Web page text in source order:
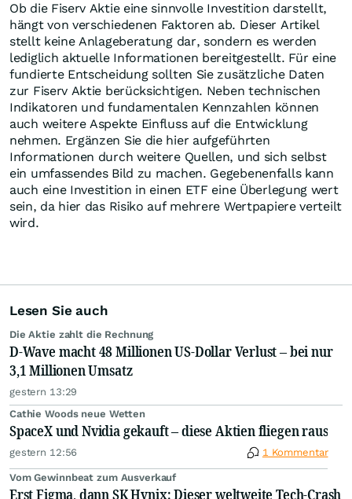
Ob die Fiserv Aktie eine sinnvolle Investition darstellt,
hängt von verschiedenen Faktoren ab. Dieser Artikel
stellt keine Anlageberatung dar, sondern es werden
lediglich aktuelle Informationen bereitgestellt. Für eine
fundierte Entscheidung sollten Sie zusätzliche Daten
zur Fiserv Aktie berücksichtigen. Neben technischen
Indikatoren und fundamentalen Kennzahlen können
auch weitere Aspekte Einfluss auf die Entwicklung
nehmen. Ergänzen Sie die hier aufgeführten
Informationen durch weitere Quellen, und sich selbst
ein umfassendes Bild zu machen. Gegebenenfalls kann
auch eine Investition in einen ETF eine Überlegung wert
sein, da hier das Risiko auf mehrere Wertpapiere verteilt
wird.
Lesen Sie auch
Die Aktie zahlt die Rechnung
D-Wave macht 48 Millionen US-Dollar Verlust – bei nur
3,1 Millionen Umsatz
gestern 13:29
Cathie Woods neue Wetten
SpaceX und Nvidia gekauft – diese Aktien fliegen raus
gestern 12:56 1 Kommentar
Vom Gewinnbeat zum Ausverkauf
Erst Figma, dann SK Hynix: Dieser weltweite Tech-Crash